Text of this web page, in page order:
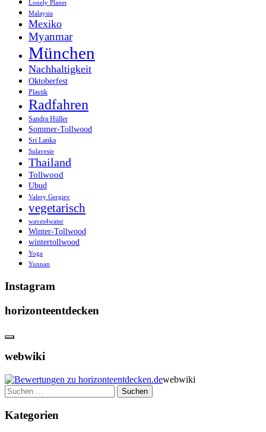
Lonely Planet
Malaysia
Mexiko
Myanmar
München
Nachhaltigkeit
Oktoberfest
Plastik
Radfahren
Sandra Hüller
Sommer-Tollwood
Sri Lanka
Sulavesie
Thailand
Tollwood
Ubud
Valery Gergiev
vegetarisch
waves4water
Winter-Tollwood
wintertollwood
Yoga
Yunnan
Instagram
horizonteentdecken
webwiki
webwiki
Suchen
nach:
Kategorien